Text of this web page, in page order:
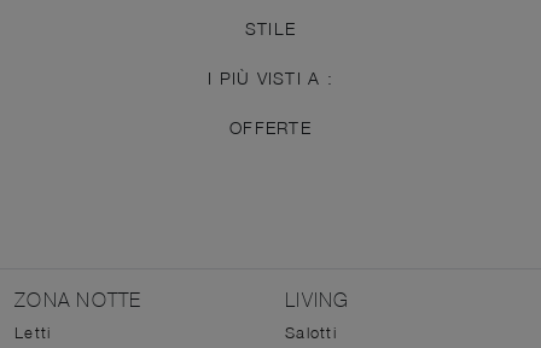
STILE
I PIÙ VISTI A :
OFFERTE
ZONA NOTTE
Letti
LIVING
Salotti